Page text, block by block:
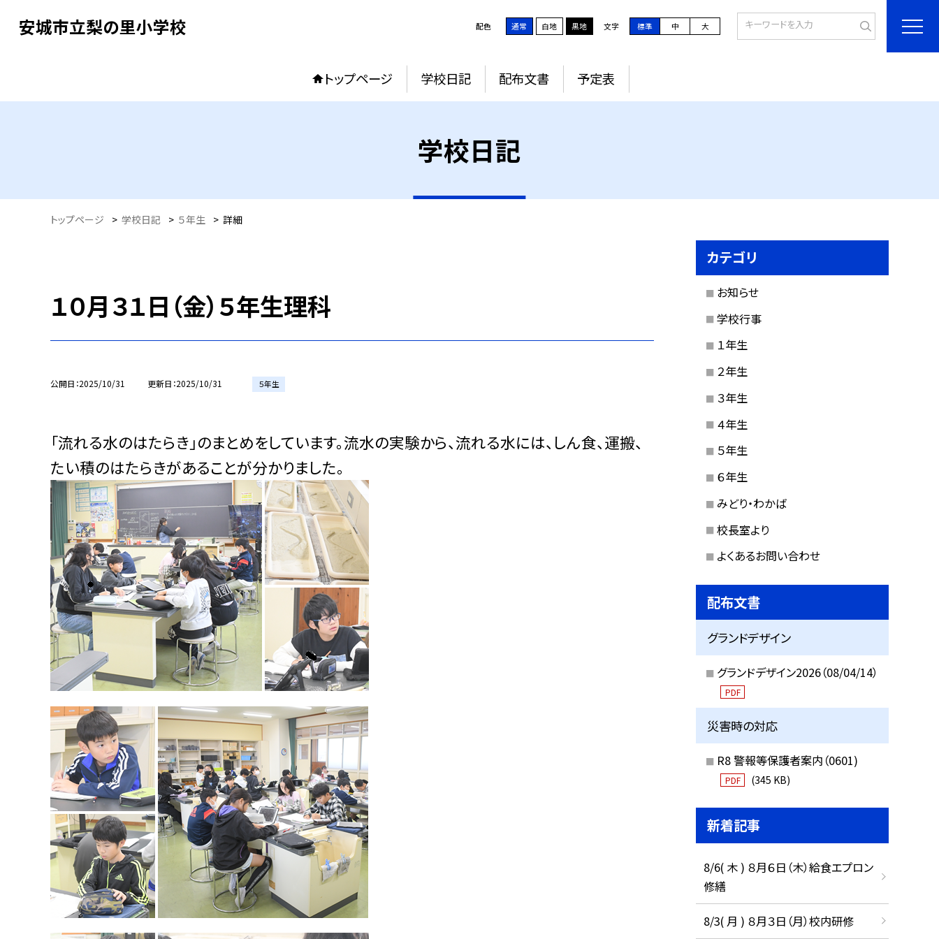
安城市立梨の里小学校 配色 通常 白地 黒地 文字 標準 中 大
トップページ 学校日記 配布文書 予定表
学校日記
トップページ > 学校日記 > ５年生 > 詳細
１０月３１日（金）５年生理科
公開日 2025/10/31 更新日 2025/10/31 ５年生
「流れる水のはたらき」のまとめをしています。流水の実験から、流れる水には、しん食、運搬、
たい積のはたらきがあることが分かりました。
カテゴリ
お知らせ
学校行事
１年生
２年生
３年生
４年生
５年生
６年生
みどり・わかば
校長室より
よくあるお問い合わせ
配布文書
グランドデザイン
グランドデザイン2026（08/04/14）
PDF
災害時の対応
R8 警報等保護者案内（0601)
PDF (345 KB)
新着記事
8/6( 木 ) ８月６日（木）給食エプロン
修繕
8/3( 月 ) ８月３日（月）校内研修